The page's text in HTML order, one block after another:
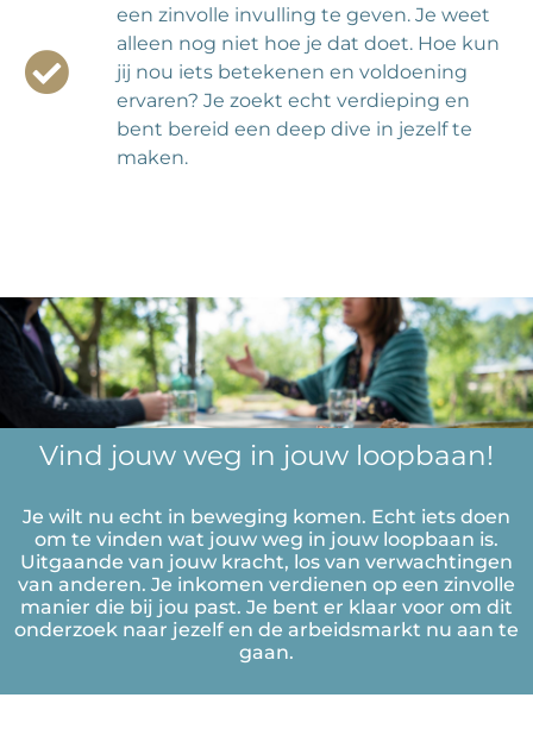
een zinvolle invulling te geven. Je weet
alleen nog niet hoe je dat doet. Hoe kun
jij nou iets betekenen en voldoening
ervaren? Je zoekt echt verdieping en
bent bereid een deep dive in jezelf te
maken.
Vind jouw weg in jouw loopbaan!
Je wilt nu echt in beweging komen. Echt iets doen
om te vinden wat jouw weg in jouw loopbaan is.
Uitgaande van jouw kracht, los van verwachtingen
van anderen. Je inkomen verdienen op een zinvolle
manier die bij jou past. Je bent er klaar voor om dit
onderzoek naar jezelf en de arbeidsmarkt nu aan te
gaan.